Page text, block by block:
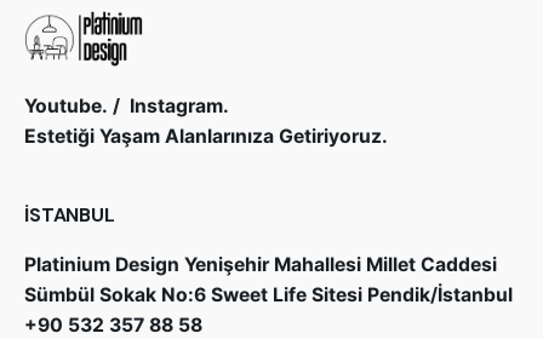
Youtube. / Instagram.
Estetiği Yaşam Alanlarınıza Getiriyoruz.
İSTANBUL
Platinium Design Yenişehir Mahallesi Millet Caddesi
Sümbül Sokak No:6 Sweet Life Sitesi Pendik/İstanbul
+90 532 357 88 58